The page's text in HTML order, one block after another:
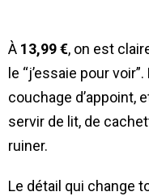
À 13,99 €, on est
le “j’essaie pour
couchage d’appoint,
servir de lit, de
ruiner.
Le détail qui change